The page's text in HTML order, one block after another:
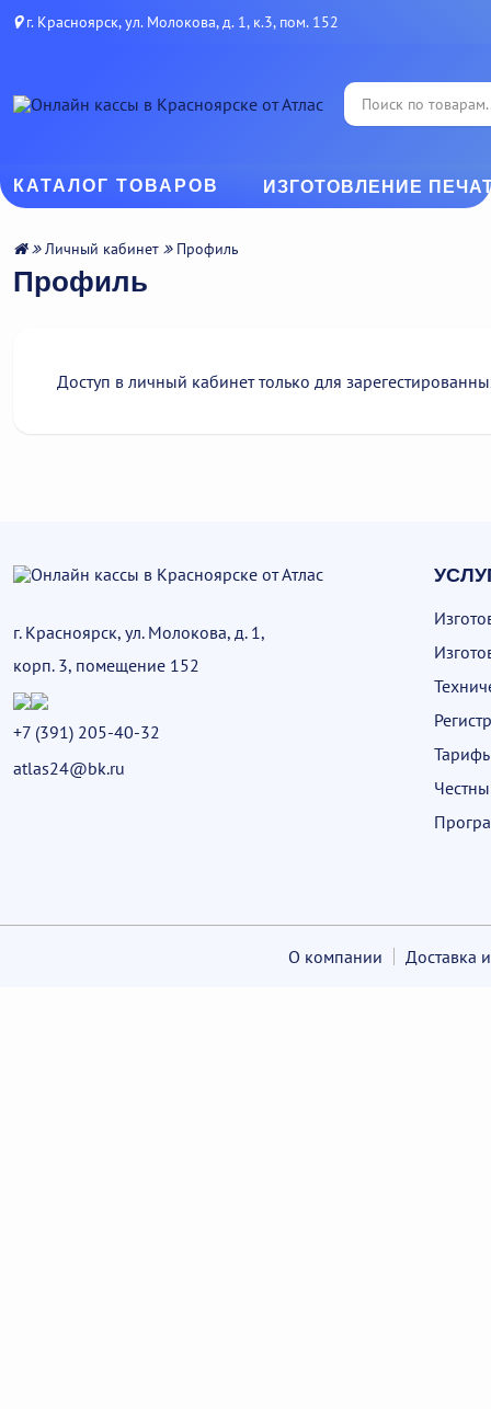
г. Красноярск, ул. Молокова, д. 1, к.3, пом. 152
КАТАЛОГ ТОВАРОВ ИЗГОТОВЛЕНИЕ
Личный кабинет Профиль
Профиль
Доступ в личный кабинет только для
г. Красноярск, ул. Молокова, д. 1,
корп. 3, помещение 152
+7 (391) 205-40-32
atlas24@bk.ru
О компании Доставка